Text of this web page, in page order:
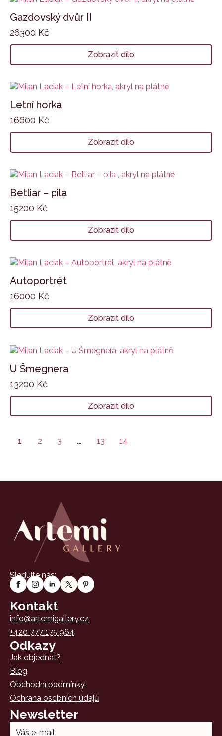
Gazdovský dvůr II
26300 Kč
Zobrazit dílo
Letní horka
16600 Kč
Zobrazit dílo
Betliar – pila
15200 Kč
Zobrazit dílo
Autoportrét
16000 Kč
Zobrazit dílo
U Šmegnera
13200 Kč
Zobrazit dílo
1 2 3 … 13 14
Sledujte nás:
Kontakt
info@artemigallery.cz
+420 777 175 964
Odkazy
Jak objednat?
Blog
Obchodní podmínky
Ochrana osobních údajů
Newsletter
Email